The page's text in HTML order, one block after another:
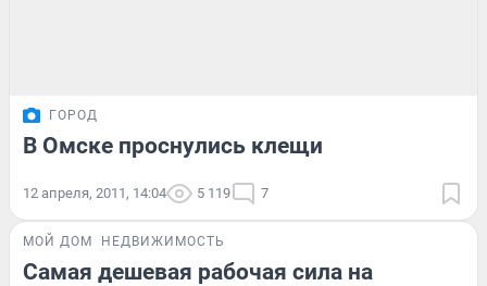
ГОРОД
В Омске проснулись клещи
12 апреля, 2011, 14:04 5 119 7
МОЙ ДОМ НЕДВИЖИМОСТЬ
Самая дешевая рабочая сила на